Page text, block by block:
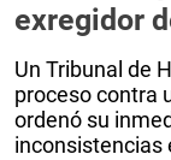
exregidor
Un Tribunal de
proceso contra
ordenó su
inconsistencias